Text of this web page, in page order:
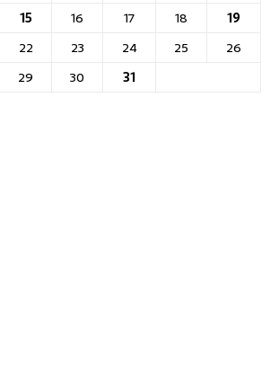
15 16 17 18
19
22 23 24 25
26
29 30
31